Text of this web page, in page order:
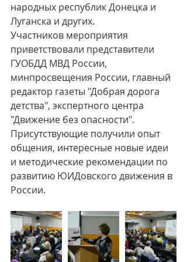
народных республик Донецка и
Луганска и других.
Участников мероприятия
приветствовали представители
ГУОБДД МВД России,
минпросвещения России, главный
редактор газеты "Добрая дорога
детства", экспертного центра
"Движение без опасности".
Присутствующие получили опыт
общения, интересные новые идеи
и методические рекомендации по
развитию ЮИДовского движения в
России.